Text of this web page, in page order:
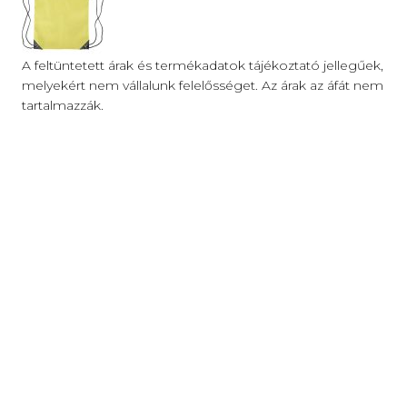
A feltüntetett árak és termékadatok tájékoztató jellegűek,
melyekért nem vállalunk felelősséget. Az árak az áfát nem
tartalmazzák.